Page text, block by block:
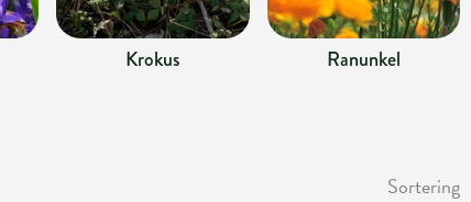
Krokus Ranunkel
Sortering